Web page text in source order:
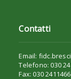
Contatti
Email:
Telefono: 030
Fax: 030 2411466